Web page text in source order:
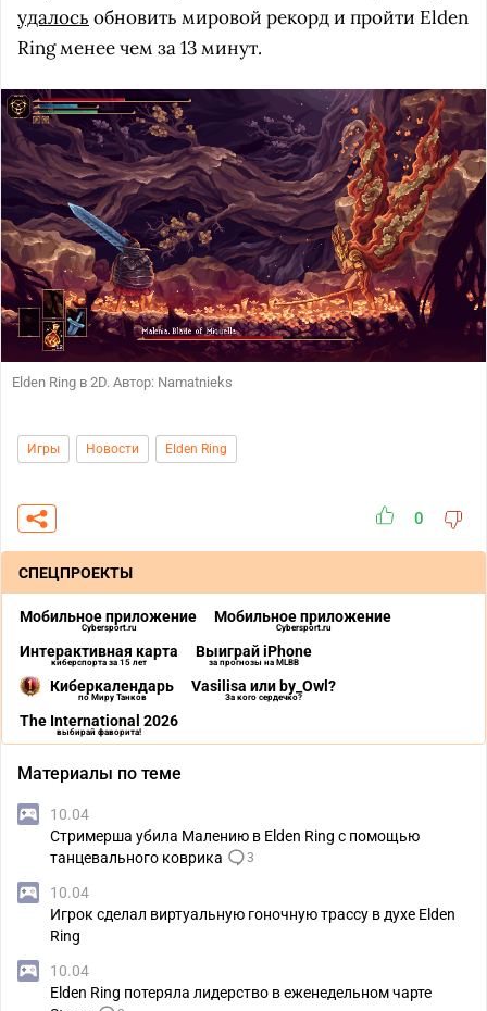
удалось обновить мировой рекорд и пройти Elden
Ring менее чем за 13 минут.
Elden Ring в 2D. Автор: Namatnieks
Игры Новости Elden Ring
0
СПЕЦПРОЕКТЫ
Мобильное приложение
Cybersport.ru
Мобильное приложение
Cybersport.ru
Интерактивная карта
киберспорта за 15 лет
Выиграй iPhone
за прогнозы на MLBB
Киберкалендарь
по Миру Танков
Vasilisa или by_Owl?
За кого сердечко?
The International 2026
выбирай фаворита!
Материалы по теме
10.04
Стримерша убила Малению в Elden Ring с помощью
танцевального коврика
3
10.04
Игрок сделал виртуальную гоночную трассу в духе Elden
Ring
10.04
Elden Ring потеряла лидерство в еженедельном чарте